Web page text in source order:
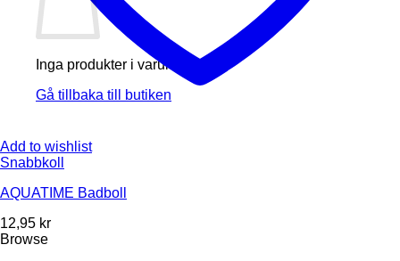
Inga produkter i varukorgen.
Gå tillbaka till butiken
Add to wishlist
Snabbkoll
AQUATIME Badboll
12,95 kr
Browse